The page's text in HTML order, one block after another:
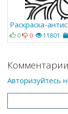
Раскраска-
0 0 11801
Авторизуйтесь